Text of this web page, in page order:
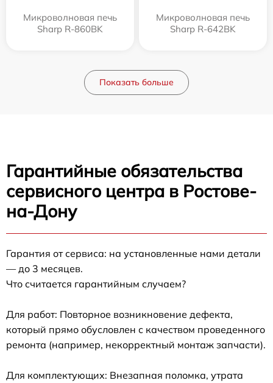
Микроволновая печь
Sharp R-860BK
Микроволновая печь
Sharp R-642BK
Показать больше
Гарантийные обязательства
сервисного центра в Ростове-
на-Дону
Гарантия от сервиса: на установленные нами детали
— до 3 месяцев.
Что считается гарантийным случаем?
Для работ: Повторное возникновение дефекта,
который прямо обусловлен с качеством проведенного
ремонта (например, некорректный монтаж запчасти).
Для комплектующих: Внезапная поломка, утрата